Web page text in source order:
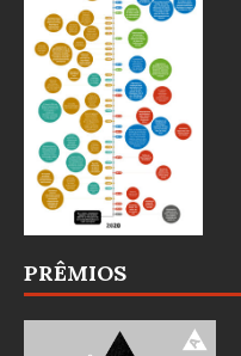
PRÊMIOS